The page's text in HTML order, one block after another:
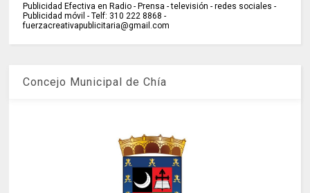
Publicidad Efectiva en Radio - Prensa - televisión - redes sociales -
Publicidad móvil - Telf: 310 222 8868 -
fuerzacreativapublicitaria@gmail.com
Concejo Municipal de Chía